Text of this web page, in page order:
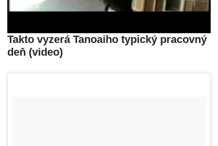
Takto vyzerá Tanoaiho typický pracovný
deň (video)